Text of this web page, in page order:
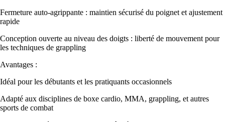
Fermeture auto-agrippante : maintien sécurisé du poignet et ajustement
rapide
Conception ouverte au niveau des doigts : liberté de mouvement pour
les techniques de grappling
Avantages :
Idéal pour les débutants et les pratiquants occasionnels
Adapté aux disciplines de boxe cardio, MMA, grappling, et autres
sports de combat